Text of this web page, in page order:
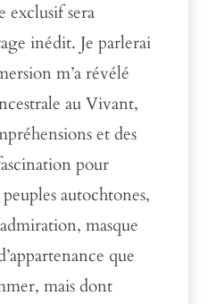
exclusif sera
inédit. Je parlerai
m’a révélé
au Vivant,
et des
pour
autochtones,
masque
que
mais dont